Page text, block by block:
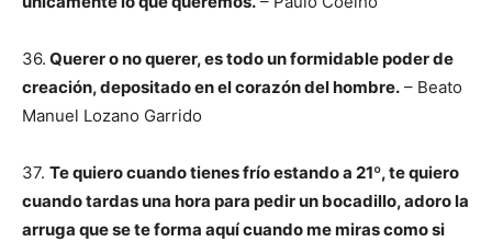
36. Querer o no querer, es todo un formidable poder de
creación, depositado en el corazón del hombre. – Beato
Manuel Lozano Garrido
37. Te quiero cuando tienes frío estando a 21º, te quiero
cuando tardas una hora para pedir un bocadillo, adoro la
arruga que se te forma aquí cuando me miras como si